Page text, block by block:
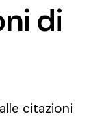
di
citazioni